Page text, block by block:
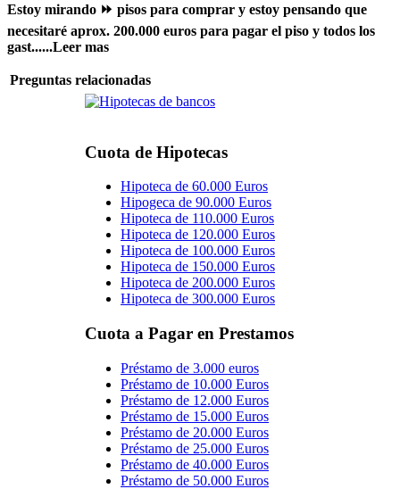
Estoy mirando ⏩ pisos para comprar y estoy pensando que
necesitaré aprox. 200.000 euros para pagar el piso y todos los
gast......Leer mas
Preguntas relacionadas
Cuota de Hipotecas
Hipoteca de 60.000 Euros
Hipogeca de 90.000 Euros
Hipoteca de 110.000 Euros
Hipoteca de 120.000 Euros
Hipoteca de 100.000 Euros
Hipoteca de 150.000 Euros
Hipoteca de 200.000 Euros
Hipoteca de 300.000 Euros
Cuota a Pagar en Prestamos
Préstamo de 3.000 euros
Préstamo de 10.000 Euros
Préstamo de 12.000 Euros
Préstamo de 15.000 Euros
Préstamo de 20.000 Euros
Préstamo de 25.000 Euros
Préstamo de 40.000 Euros
Préstamo de 50.000 Euros